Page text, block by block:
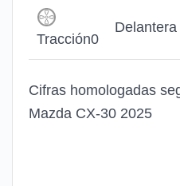
Tracción0
Delantera
Cifras homologadas
Mazda CX-30 2025